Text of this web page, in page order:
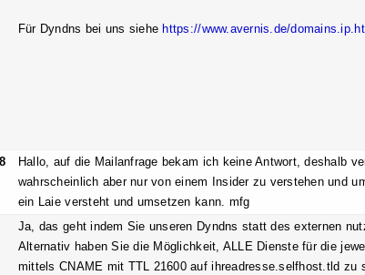
Für Dyndns bei uns siehe https://www.avernis.de/
Hallo, auf die Mailanfrage bekam ich keine Antwort, deshalb
wahrscheinlich aber nur von einem Insider zu verstehen und
ein Laie versteht und umsetzen kann. mfg
Ja, das geht indem Sie unseren Dyndns statt des externen
Alternativ haben Sie die Möglichkeit, ALLE Dienste für die
mittels CNAME mit TTL 21600 auf ihreadresse.selfhost.tld zu